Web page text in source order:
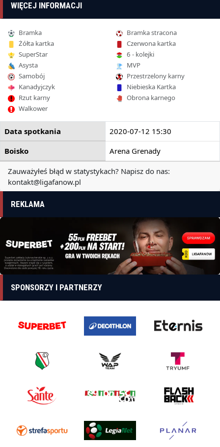
WIĘCEJ INFORMACJI
Bramka
Bramka stracona
Żółta kartka
Czerwona kartka
SuperStar
6 - kolejki
Asysta
MVP
Samobój
Przestrzelony karny
Kanadyjczyk
Niebieska Kartka
Rzut karny
Obrona karnego
Walkower
Data spotkania
2020-07-12 15:30
Boisko
Arena Grenady
Zauważyłeś błąd w statystykach? Napisz do nas:
kontakt@ligafanow.pl
REKLAMA
SPONSORZY I PARTNERZY